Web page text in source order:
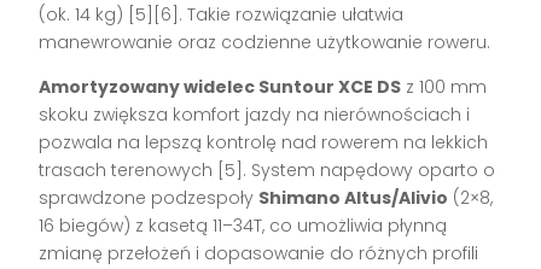
(ok. 14 kg) [5][6] . Takie rozwiązanie ułatwia
manewrowanie oraz codzienne użytkowanie roweru.
Amortyzowany widelec Suntour XCE DS z 100 mm
skoku zwiększa komfort jazdy na nierównościach i
pozwala na lepszą kontrolę nad rowerem na lekkich
trasach terenowych [5] . System napędowy oparto o
sprawdzone podzespoły Shimano Altus/Alivio (2×8,
16 biegów) z kasetą 11–34T, co umożliwia płynną
zmianę przełożeń i dopasowanie do różnych profili